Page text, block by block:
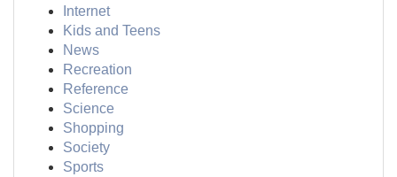
Internet
Kids and Teens
News
Recreation
Reference
Science
Shopping
Society
Sports